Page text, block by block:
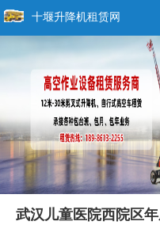
十堰升降机租赁网
武汉儿童医院西院区